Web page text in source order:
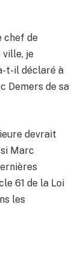
chef de
ville, je
t-il déclaré à
Demers de sa
devrait
Marc
61 de la Loi
les